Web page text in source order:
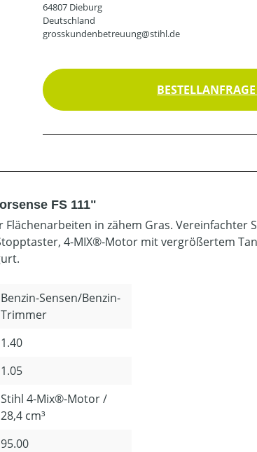
64807 Dieburg
Deutschland
grosskundenbetreuung@stihl.de
FS 111"
in zähem Gras.
4-MIX®-Motor mit vergrößertem
Benzin-Sensen/Benzin-
Trimmer
1.40
1.05
Stihl 4-Mix®-Motor /
28,4 cm³
95.00